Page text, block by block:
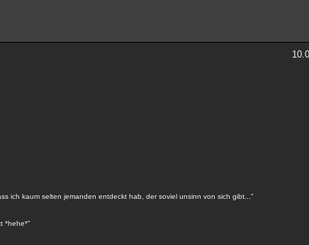
ich kaum selten jemanden entdeckt hab, der soviel unsinn von sich gibt..."
*hehe*"